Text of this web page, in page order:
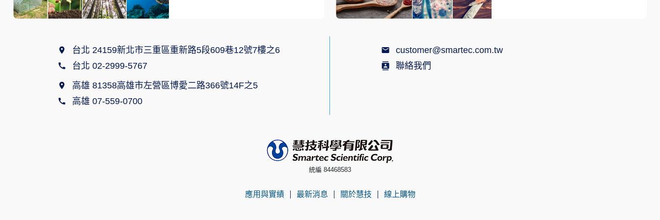
台北 24159新北市三重區重新路5段609巷12號7樓之6
台北 02-2999-5767
高雄 81358高雄市左營區博愛二路366號14F之5
高雄 07-559-0700
customer@smartec.com.tw
聯絡我們
統編 84468583
應用與實績 最新消息 關於慧技 線上購物